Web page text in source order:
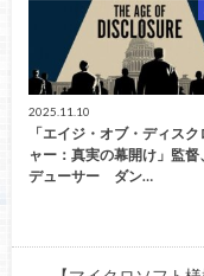
2025.11.10
「エイジ・オブ・ディス
ャー：真実の幕開け」監督
デューサー ダン…